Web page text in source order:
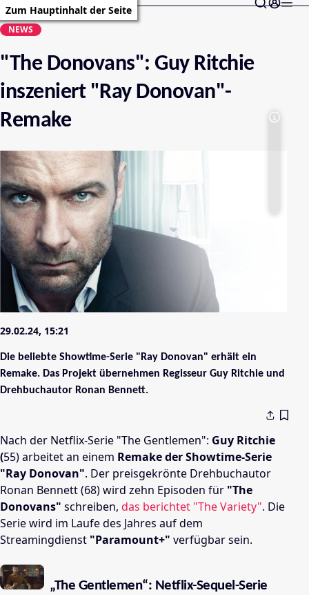
Zum Hauptinhalt der Seite
NEWS
"The Donovans": Guy Ritchie
inszeniert "Ray Donovan"-
Remake
29.02.24, 15:21
Die beliebte Showtime-Serie "Ray Donovan" erhält ein
Remake. Das Projekt übernehmen Regisseur Guy Ritchie und
Drehbuchautor Ronan Bennett.
Nach der Netflix-Serie "The Gentlemen": Guy Ritchie
(55) arbeitet an einem Remake der Showtime-Serie
"Ray Donovan". Der preisgekrönte Drehbuchautor
Ronan Bennett (68) wird zehn Episoden für "The
Donovans" schreiben, das berichtet "The Variety". Die
Serie wird im Laufe des Jahres auf dem
Streamingdienst "Paramount+" verfügbar sein.
„The Gentlemen“: Netflix-Sequel-Serie